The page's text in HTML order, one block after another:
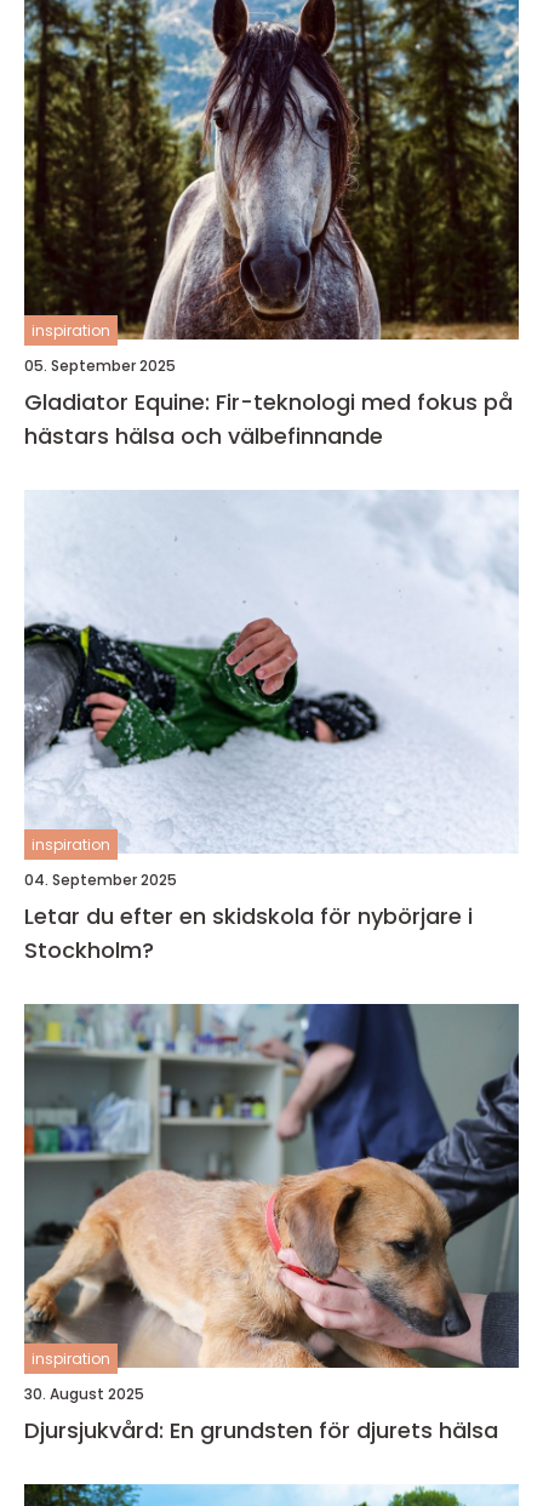
inspiration
05. September 2025
Gladiator Equine: Fir-teknologi med fokus på
hästars hälsa och välbefinnande
inspiration
04. September 2025
Letar du efter en skidskola för nybörjare i
Stockholm?
inspiration
30. August 2025
Djursjukvård: En grundsten för djurets hälsa